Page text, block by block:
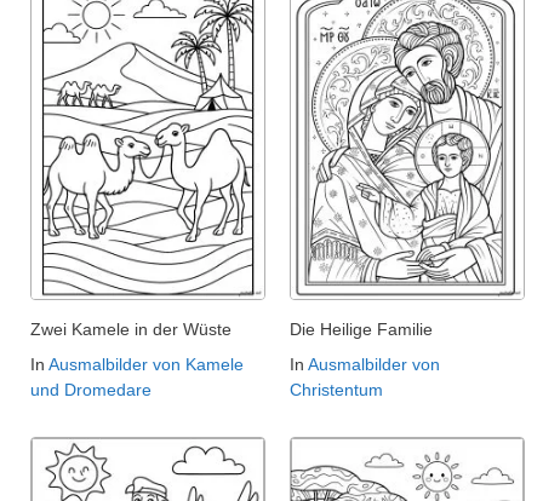
Zwei Kamele in der Wüste
In Ausmalbilder von Kamele
und Dromedare
Die Heilige Familie
In Ausmalbilder von
Christentum